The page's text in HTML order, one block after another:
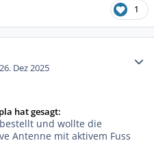
1
26. Dez 2025
hat gesagt:
und wollte die
Antenne mit aktivem Fuss